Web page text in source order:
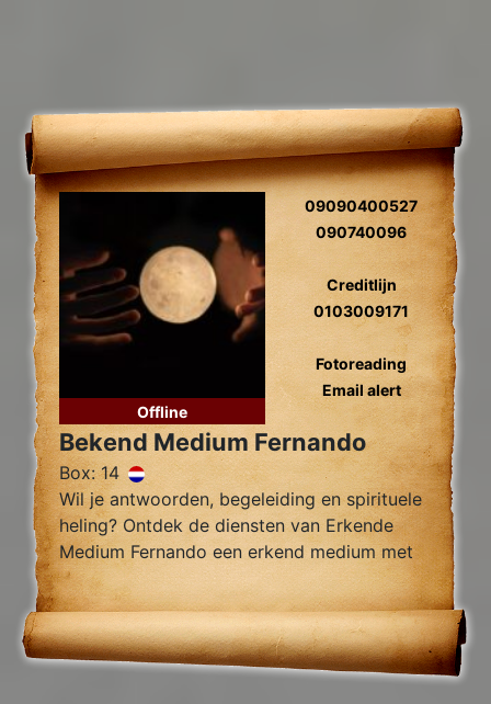
Offline
09090400527
090740096
Creditlijn
0103009171
Fotoreading
Email alert
Bekend Medium Fernando
Box: 14
Wil je antwoorden, begeleiding en spirituele
heling? Ontdek de diensten van Erkende
Medium Fernando een erkend medium met
jarenlange ervaring, gespecialiseert jn
verwijderen van black magic en van
blokades.